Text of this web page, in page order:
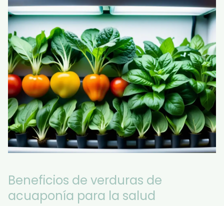
Beneficios de verduras de
acuaponía para la salud